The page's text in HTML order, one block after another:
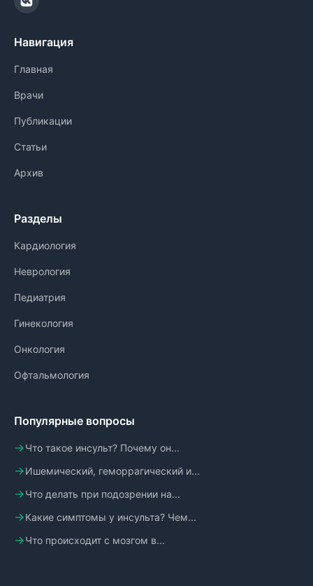
Навигация
Главная
Врачи
Публикации
Статьи
Архив
Разделы
Кардиология
Неврология
Педиатрия
Гинекология
Онкология
Офтальмология
Популярные вопросы
Что такое инсульт? Почему он...
Ишемический, геморрагический и...
Что делать при подозрении на...
Какие симптомы у инсульта? Чем...
Что происходит с мозгом в...